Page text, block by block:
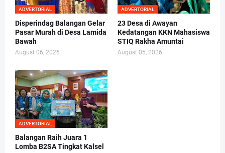
ADVERTORIAL
Disperindag Balangan Gelar
Pasar Murah di Desa Lamida
Bawah
August 06, 2026
ADVERTORIAL
23 Desa di Awayan
Kedatangan KKN Mahasiswa
STIQ Rakha Amuntai
August 05, 2026
ADVERTORIAL
Balangan Raih Juara 1
Lomba B2SA Tingkat Kalsel